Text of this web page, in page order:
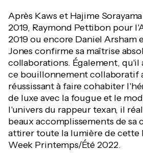
Après Kaws et Hajime
2019, Raymond Pettibon pour
2019 ou encore Daniel Arsham
Jones confirme sa maîtrise
collaborations. Également, qu'il
ce bouillonnement collaboratif
réussissant à faire cohabiter
de luxe avec la fougue et le
l'univers du rappeur texan, il
beaux accomplissements de sa
attirer toute la lumière de cette
Week Printemps/Été 2022.